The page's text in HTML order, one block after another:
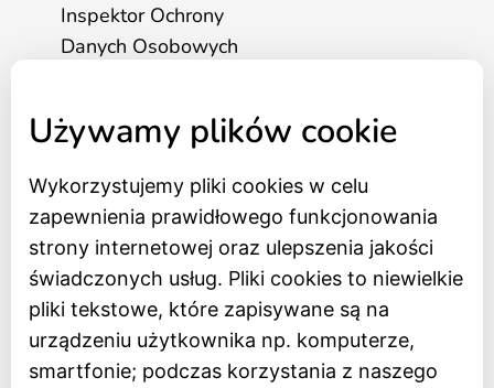
Inspektor Ochrony
Danych Osobowych
Strona główna
Bilety online
BIP
Oceń Muzeum
Newsletter
Używamy plików cookie
Wykorzystujemy pliki cookies w celu
zapewnienia prawidłowego funkcjonowania
strony internetowej oraz ulepszenia jakości
świadczonych usług. Pliki cookies to niewielkie
pliki tekstowe, które zapisywane są na
urządzeniu użytkownika np. komputerze,
smartfonie; podczas korzystania z naszego